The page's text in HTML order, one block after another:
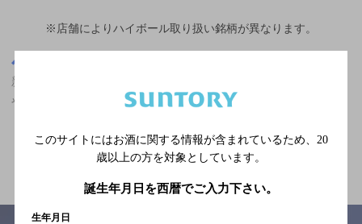
※店舗によりハイボール取り扱い銘柄が異なります。
新宿駅(東京都)周辺500m,ザ・プレミアム・モルツが飲める,誕生日
や記念日のサービスあり,クーポンありのお店
関連ページ
このサイトにはお酒に関する情報が含まれているため、 20
歳以上の方を対象としています。
誕生年月日を西暦でご入力下さい。
生年月日